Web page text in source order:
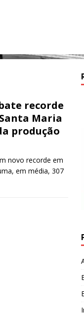
recorde
Maria
produção
novo recorde em
em média, 307